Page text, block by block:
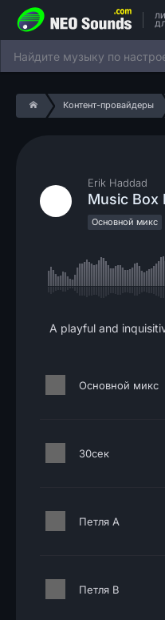
Контент-провайдеры
Erik Haddad
Music Box
Основной микс
A playful and
Основной микс
30сек
Петля A
Петля B